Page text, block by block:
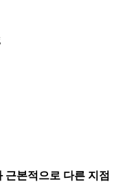
본적으로 다른 지점